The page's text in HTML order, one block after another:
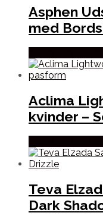
Asphen
med
Aclima
kvinder –
Teva
Dark